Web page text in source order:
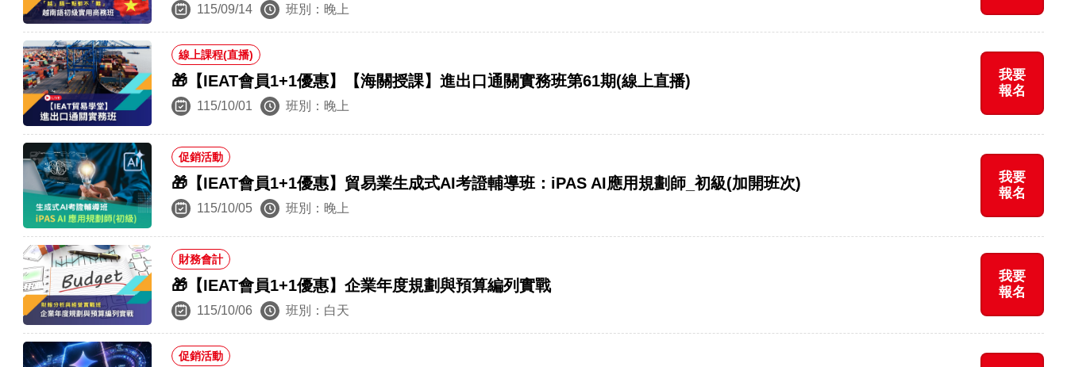
115/09/14 班別：晚上
線上課程(直播)
🎁【IEAT會員1+1優惠】【海關授課】進出口通關實務班第61期(線上直播)
115/10/01 班別：晚上
我要
報名
促銷活動
🎁【IEAT會員1+1優惠】貿易業生成式AI考證輔導班：iPAS AI應用規劃師_初級(加開班次)
115/10/05 班別：晚上
我要
報名
財務會計
🎁【IEAT會員1+1優惠】企業年度規劃與預算編列實戰
115/10/06 班別：白天
我要
報名
促銷活動